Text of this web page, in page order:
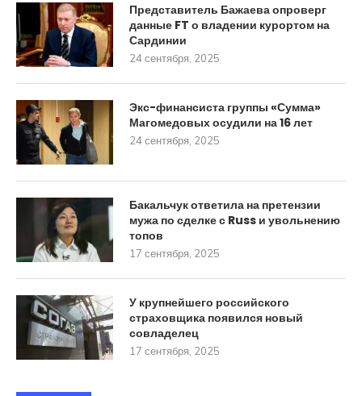
Представитель Бажаева опроверг
данные FT о владении курортом на
Сардинии
24 сентября, 2025
Экс-финансиста группы «Сумма»
Магомедовых осудили на 16 лет
24 сентября, 2025
Бакальчук ответила на претензии
мужа по сделке с Russ и увольнению
топов
17 сентября, 2025
У крупнейшего российского
страховщика появился новый
совладелец
17 сентября, 2025